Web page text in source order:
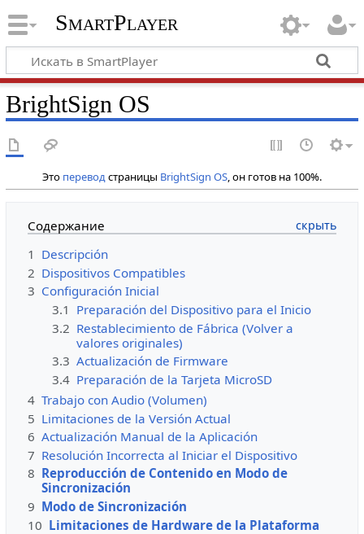
SmartPlayer
BrightSign OS
Это переводстраницы BrightSign OS, он готов на 100%.
Содержание
1 Descripción
2 Dispositivos Compatibles
3 Configuración Inicial
3.1 Preparación del Dispositivo para el Inicio
3.2 Restablecimiento de Fábrica (Volver a
valores originales)
3.3 Actualización de Firmware
3.4 Preparación de la Tarjeta MicroSD
4 Trabajo con Audio (Volumen)
5 Limitaciones de la Versión Actual
6 Actualización Manual de la Aplicación
7 Resolución Incorrecta al Iniciar el Dispositivo
8 Reproducción de Contenido en Modo de
Sincronización
9 Modo de Sincronización
10 Limitaciones de Hardware de la Plataforma